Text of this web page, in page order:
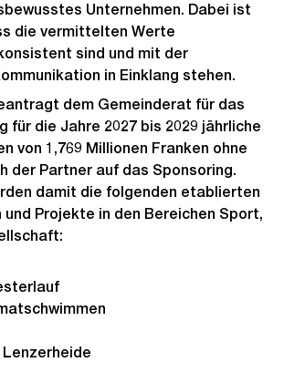
Unternehmen. Dabei ist
die vermittelten Werte
sind und mit der
in Einklang stehen.
dem Gemeinderat für das
für die Jahre 2027 bis 2029 jährliche
von 1,769 Millionen Franken ohne
der Partner auf das Sponsoring.
damit die folgenden etablierten
Projekte in den Bereichen Sport,